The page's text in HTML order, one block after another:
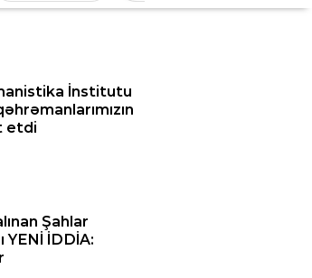
İnstitutu
etdi
Şahlar
YENİ İDDİA: